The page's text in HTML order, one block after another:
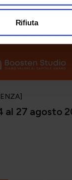
Rifiuta
al 27 agosto